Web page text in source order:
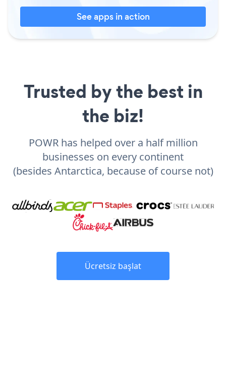
See apps in action
Trusted by the best in
the biz!
POWR has helped over a half million
businesses on every continent
(besides Antarctica, because of course not)
Ücretsiz başlat